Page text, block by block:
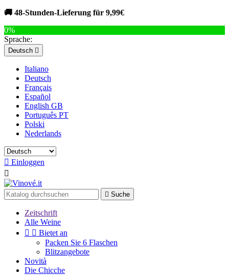
🚚 48-Stunden-Lieferung für 9,99€
0%
Sprache:
Deutsch 
Italiano
Deutsch
Français
Español
English GB
Português PT
Polski
Nederlands
 Einloggen

 Suche
Zeitschrift
Alle Weine
  Bietet an
Packen Sie 6 Flaschen
Blitzangebote
Novità
Die Chicche